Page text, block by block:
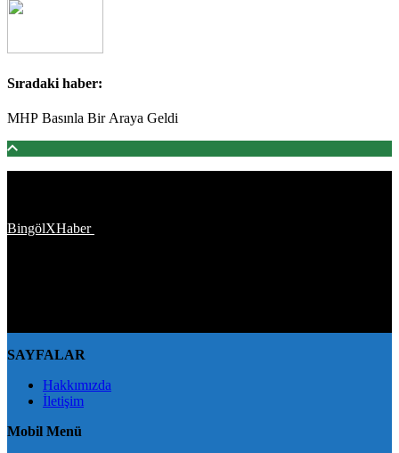
Sıradaki haber:
MHP Basınla Bir Araya Geldi
BingölXHaber
SAYFALAR
Hakkımızda
İletişim
Mobil Menü